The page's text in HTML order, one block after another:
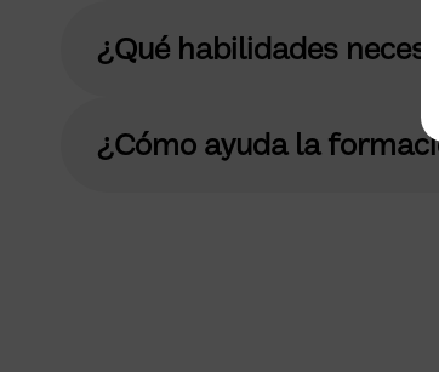
¿Qué habilidades
¿Cómo ayuda la